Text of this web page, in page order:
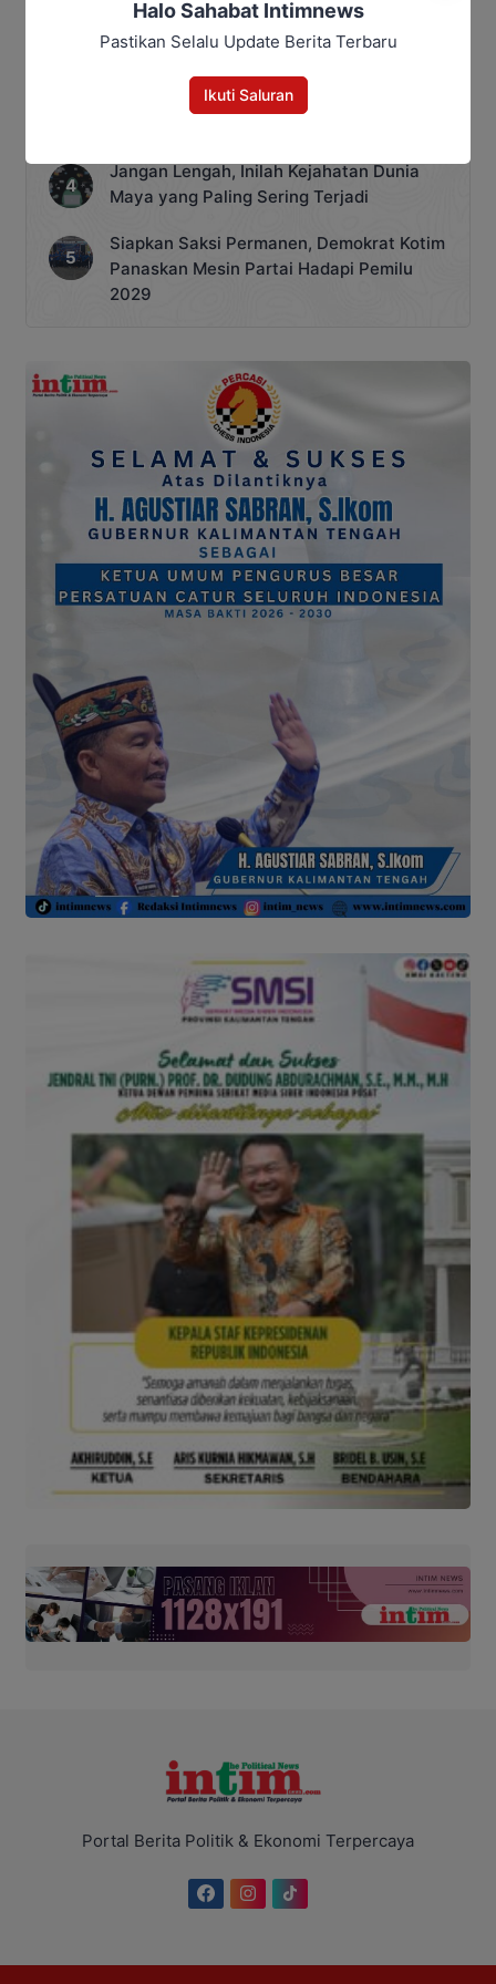
Gemilang! Atlet Taekwondo Kobar Panen
89 Medali di Ajang Bergengsi Rektor Unda
Terekam CCTV, Pelaku Curanmor di Jalan
Jangan Lengah, Inilah Kejahatan Dunia
Maya yang Paling Sering Terjadi
Siapkan Saksi Permanen, Demokrat Kotim
Panaskan Mesin Partai Hadapi Pemilu
2029
Portal Berita Politik & Ekonomi Terpercaya
Halo Sahabat Intimnews
Pastikan Selalu Update Berita Terbaru
Ikuti Saluran